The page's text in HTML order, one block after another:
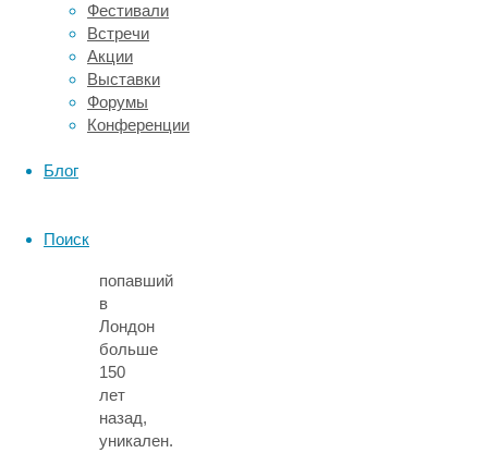
Фестивали
Встречи
Акции
Выставки
Форумы
Конференции
Блог
Поиск
—
те
оказались
рыбоядными,
а
иногда
попавший
в
Лондон
больше
150
лет
назад,
уникален.